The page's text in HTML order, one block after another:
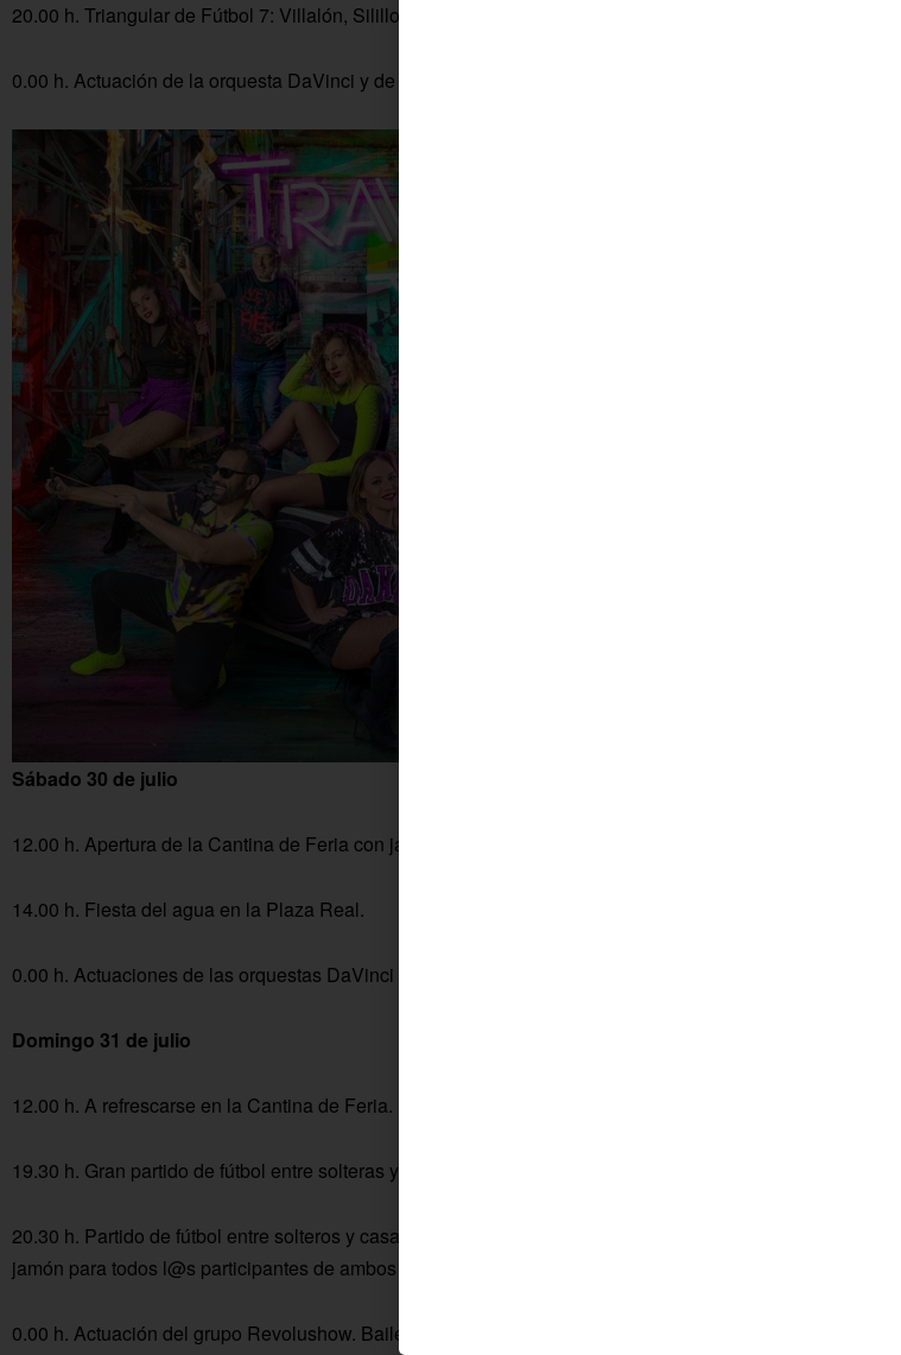
20.00 h. Triangular de Fútbol 7: Villalón, Silillos y Viejas Glorias de la Colonia.
0.00 h. Actuación de la orquesta DaVinci y de Las Chicas de La Farándula.
Sábado 30 de julio
12.00 h. Apertura de la Cantina de Feria con jamón donado por la Comisión de Festejos.
14.00 h. Fiesta del agua en la Plaza Real.
0.00 h. Actuaciones de las orquestas DaVinci y Travesura, hasta que salga el sol.
Domingo 31 de julio
12.00 h. A refrescarse en la Cantina de Feria.
19.30 h. Gran partido de fútbol entre solteras y casadas.
20.30 h. Partido de fútbol entre solteros y casados. Seguidamente en la Cantina de Feria habrá una cata de
jamón para todos l@s participantes de ambos partidos.
0.00 h. Actuación del grupo Revolushow. Bailes populares, porrón, escoba y pareja más bailona.